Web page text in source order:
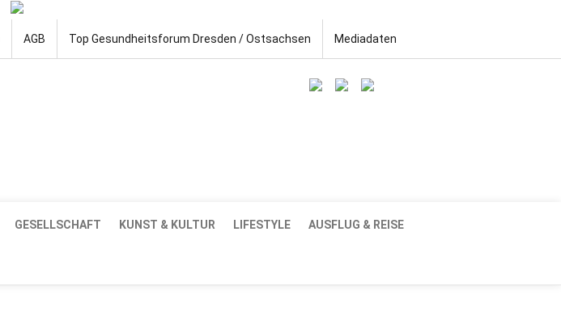
AGB Top Gesundheitsforum Dresden / Ostsachsen Mediadaten
GESELLSCHAFT KUNST & KULTUR LIFESTYLE AUSFLUG & REISE